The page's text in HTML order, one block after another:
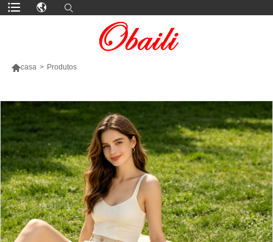
casa > Produtos